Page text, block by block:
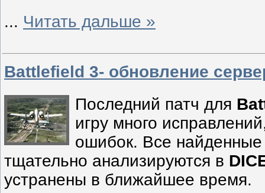
... Читать дальше »
Battlefield 3- обновление
Последний патч для
игру много
ошибок. Все
тщательно анализируются в
устранены в ближайшее время.